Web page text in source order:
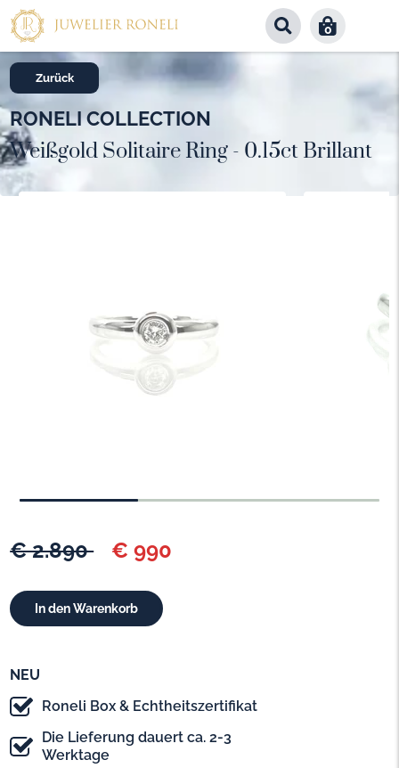
0
Zurück
€ 2.890 € 990
NEU
Roneli Box & Echtheitszertifikat
Die Lieferung dauert ca. 2-3
Werktage
RONELI COLLECTION
Weißgold Solitaire Ring - 0.15ct Brillant